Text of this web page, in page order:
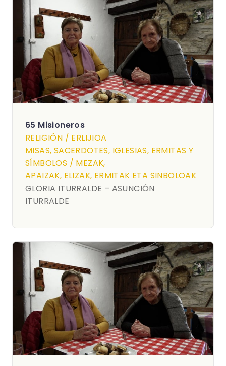
65 Misioneros
RELIGIÓN / ERLIJIOA
MISAS, SACERDOTES, IGLESIAS, ERMITAS Y
SÍMBOLOS / MEZAK,
APAIZAK, ELIZAK, ERMITAK ETA SINBOLOAK
GLORIA ITURRALDE – ASUNCIÓN
ITURRALDE